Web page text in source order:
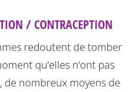
/ CONTRACEPTION
redoutent de tomber
qu’elles n’ont pas
de nombreux moyens de